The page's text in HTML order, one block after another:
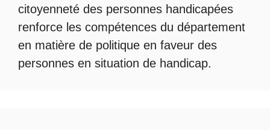
citoyenneté des personnes handicapées
renforce les compétences du département
en matière de politique en faveur des
personnes en situation de handicap.